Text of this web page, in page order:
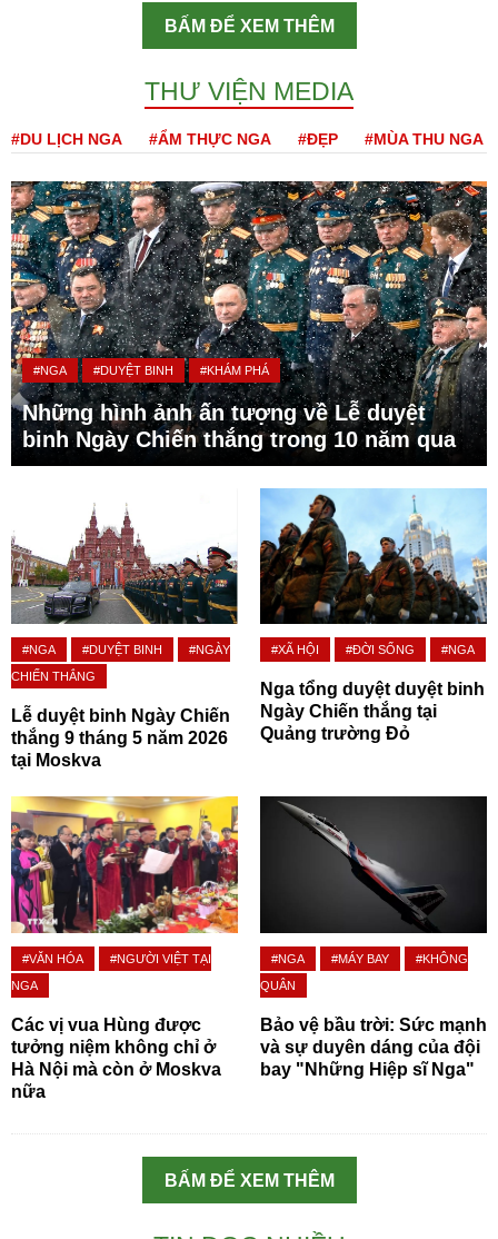
BẤM ĐỂ XEM THÊM
THƯ VIỆN MEDIA
#DU LỊCH NGA #ẨM THỰC NGA #ĐẸP #MÙA THU NGA
#NGA #DUYỆT BINH #KHÁM PHÁ
Những hình ảnh ấn tượng về Lễ duyệt
binh Ngày Chiến thắng trong 10 năm qua
#NGA #DUYỆT BINH
#NGÀY
CHIẾN THẮNG
Lễ duyệt binh Ngày Chiến
thắng 9 tháng 5 năm 2026
tại Moskva
#XÃ HỘI #ĐỜI SỐNG #NGA
Nga tổng duyệt duyệt binh
Ngày Chiến thắng tại
Quảng trường Đỏ
#VĂN HÓA
#NGƯỜI VIỆT TẠI
NGA
Các vị vua Hùng được
tưởng niệm không chỉ ở
Hà Nội mà còn ở Moskva
nữa
#NGA #MÁY BAY
#KHÔNG
QUÂN
Bảo vệ bầu trời: Sức mạnh
và sự duyên dáng của đội
bay "Những Hiệp sĩ Nga"
BẤM ĐỂ XEM THÊM